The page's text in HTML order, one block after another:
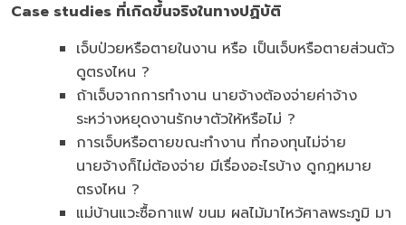
Case studies ที่เกิดขึ้นจริงในทางปฏิบัติ
เจ็บป่วยหรือตายในงาน หรือ เป็นเจ็บหรือตายส่วนตัว
ดูตรงไหน ?
ถ้าเจ็บจากการทำงาน นายจ้างต้องจ่ายค่าจ้าง
ระหว่างหยุดงานรักษาตัวให้หรือไม่ ?
การเจ็บหรือตายขณะทำงาน ที่กองทุนไม่จ่าย
นายจ้างก็ไม่ต้องจ่าย มีเรื่องอะไรบ้าง ดูกฎหมาย
ตรงไหน ?
แม่บ้านแวะซื้อกาแฟ ขนม ผลไม้มาไหว้ศาลพระภูมิ มา